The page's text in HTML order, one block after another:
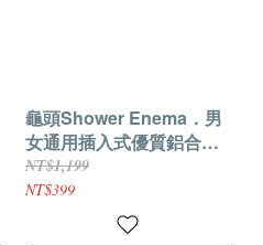
龜頭Shower Enema．男
女通用插入式優質鋁合金
陰肛金屬沖洗器-5噴孔沖
擊-大
NT$1,199
NT$399